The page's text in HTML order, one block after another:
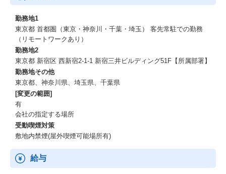
勤務地1
東京都 首都圏（東京・神奈川・千葉・埼玉） 客先常駐での勤務
（リモートワークあり）
勤務地2
東京都 新宿区 西新宿2-1-1 新宿三井ビルディング51F【所属部署】
勤務地その他
東京都、神奈川県、埼玉県、千葉県
[変更の範囲]
有
会社の指定する場所
受動喫煙対策
敷地内禁煙(屋外喫煙可能場所有)
給与